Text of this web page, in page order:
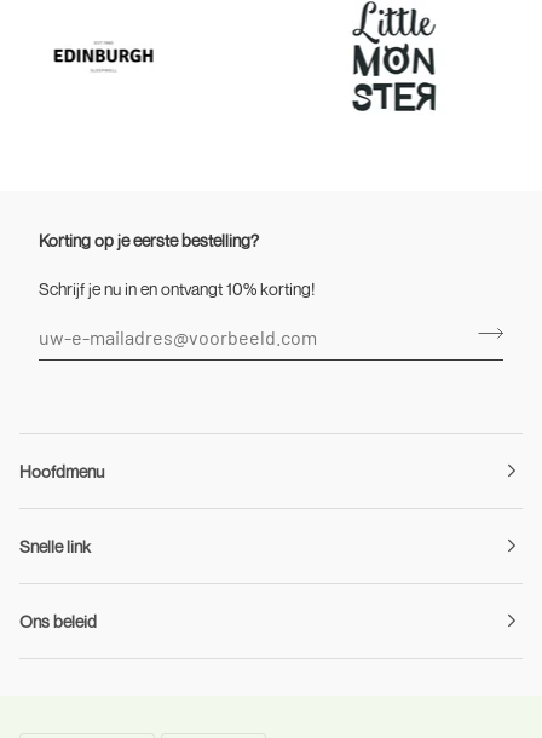
Korting op je eerste bestelling?
Schrijf je nu in en ontvangt 10% korting!
Hoofdmenu
Snelle link
Ons beleid